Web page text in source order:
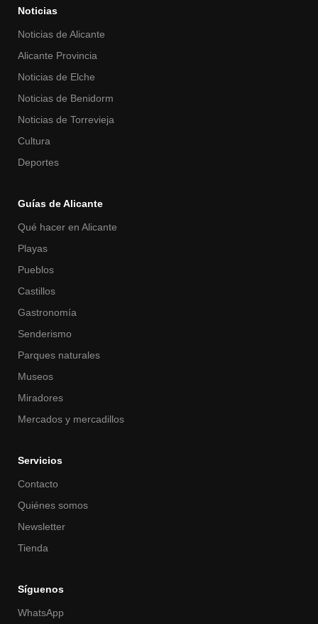
Noticias
Noticias de Alicante
Alicante Provincia
Noticias de Elche
Noticias de Benidorm
Noticias de Torrevieja
Cultura
Deportes
Guías de Alicante
Qué hacer en Alicante
Playas
Pueblos
Castillos
Gastronomía
Senderismo
Parques naturales
Museos
Miradores
Mercados y mercadillos
Servicios
Contacto
Quiénes somos
Newsletter
Tienda
Síguenos
WhatsApp